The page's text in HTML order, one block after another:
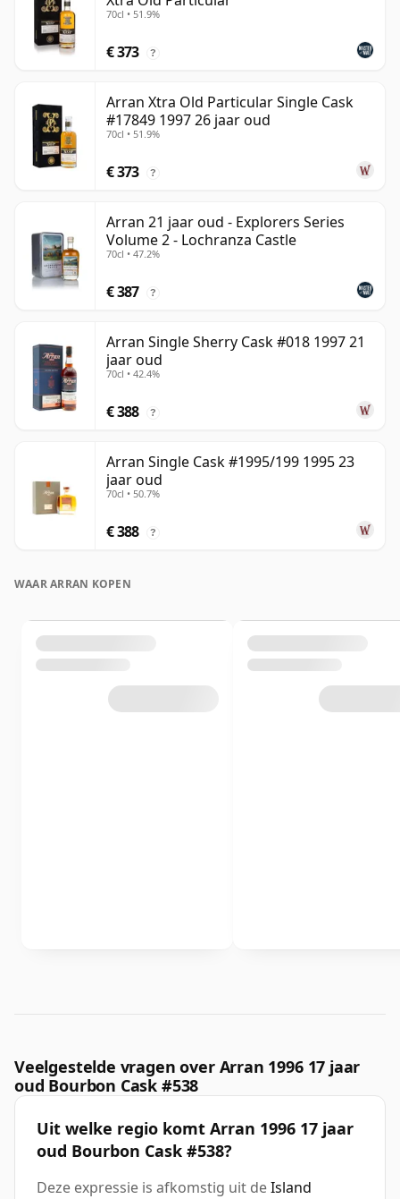
70cl • 51.9%
€ 373 ?
Arran Xtra Old Particular Single Cask
#17849 1997 26 jaar oud
70cl • 51.9%
€ 373 ?
Arran 21 jaar oud - Explorers Series
Volume 2 - Lochranza Castle
70cl • 47.2%
€ 387 ?
Arran Single Sherry Cask #018 1997 21
jaar oud
70cl • 42.4%
€ 388 ?
Arran Single Cask #1995/199 1995 23
jaar oud
70cl • 50.7%
€ 388 ?
WAAR ARRAN KOPEN
Veelgestelde vragen over Arran 1996 17 jaar
oud Bourbon Cask #538
Uit welke regio komt Arran 1996 17 jaar
oud Bourbon Cask #538?
Deze expressie is afkomstig uit deIsland